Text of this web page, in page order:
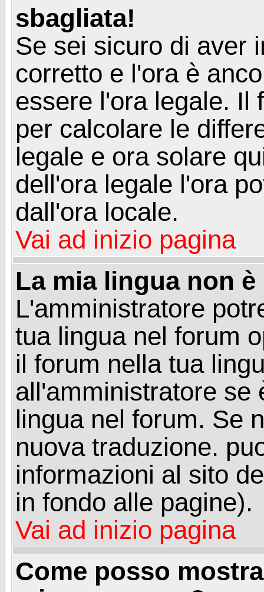
sbagliata!
Se sei sicuro di aver
corretto e l'ora è
essere l'ora legale. Il
per calcolare le
legale e ora solare
dell'ora legale l'ora
dall'ora locale.
Vai ad inizio pagina
La mia lingua non
L'amministratore
tua lingua nel forum
il forum nella tua
all'amministratore se
lingua nel forum. Se
nuova traduzione.
informazioni al sito
in fondo alle pagine).
Vai ad inizio pagina
Come posso